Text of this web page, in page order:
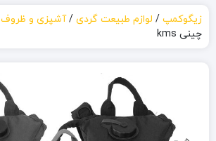
زیگوکمپ / لوازم طبیعت گردی /آشپزی و ظروف
چینی kms